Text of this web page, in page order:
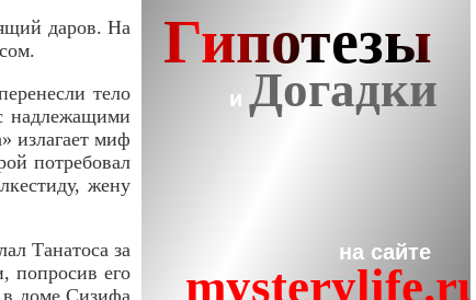
даров. На
тело
надлежащими
излагает миф
потребовал
жену
Танатоса за
попросив его